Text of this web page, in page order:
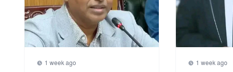
1 week ago 1 week ago